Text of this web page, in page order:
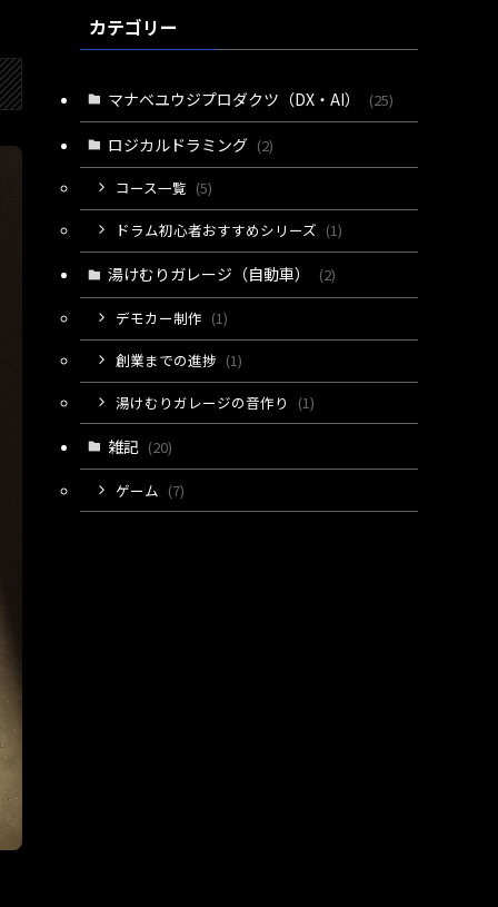
カテゴリー
マナベユウジプロダクツ（DX・AI） (25)
ロジカルドラミング (2)
コース一覧 (5)
ドラム初心者おすすめシリーズ (1)
湯けむりガレージ（自動車） (2)
デモカー制作 (1)
創業までの進捗 (1)
湯けむりガレージの音作り
(1)
雑記 (20)
ゲーム (7)